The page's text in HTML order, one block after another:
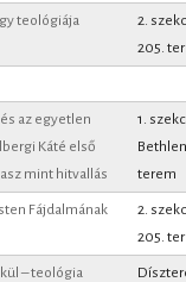
teológiája
2.
205.
az egyetlen
Káté első
mint hitvallás
1.
Bethlen
terem
Fájdalmának
2.
205.
– teológia